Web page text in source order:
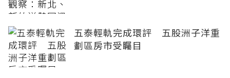
五泰輕軌完成環評 五股洲子洋重
劃區房市受矚目